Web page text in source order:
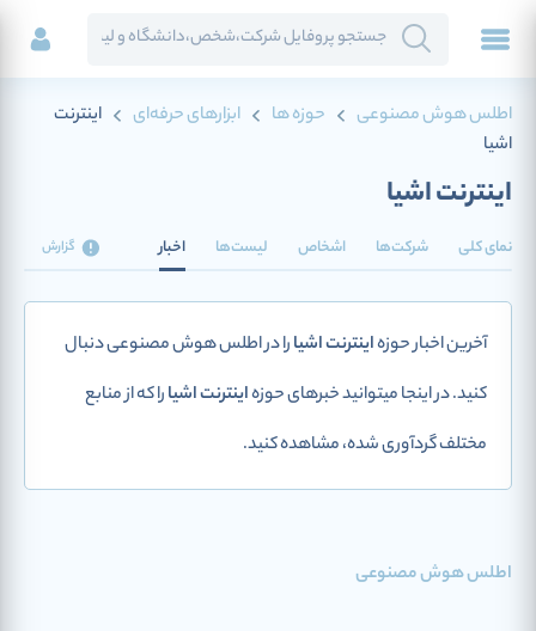
اطلس هوش مصنوعی حوزه ها ابزارهای حرفه‌ای
اینترنت
اشیا
اینترنت اشیا
نمای کلی شرکت‌ها اشخاص لیست‌ها اخبار گزارش
آخرین اخبار حوزهاینترنت اشیارا در اطلس هوش مصنوعی دنبال
کنید. در اینجا میتوانید خبرهای حوزهاینترنت اشیارا که از منابع
مختلف گردآوری شده، مشاهده کنید.
اطلس هوش مصنوعی